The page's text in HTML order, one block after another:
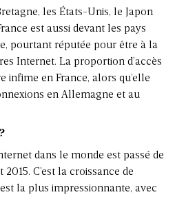
les États-Unis, le Japon
est aussi devant les pays
pourtant réputée pour être à la
Internet. La proportion d’accès
infime en France, alors qu’elle
en Allemagne et au
dans le monde est passé de
C’est la croissance de
la plus impressionnante, avec